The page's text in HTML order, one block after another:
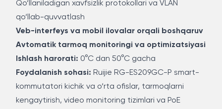
Qo‘llaniladigan xavfsizlik protokollari va VLAN
qo‘llab-quvvatlash
Veb-interfeys va mobil ilovalar orqali boshqaruv
Avtomatik tarmoq monitoringi va optimizatsiyasi
Ishlash harorati: 0°C dan 50°C gacha
Foydalanish sohasi: Ruijie RG-ES209GC-P smart-
kommutatori kichik va o‘rta ofislar, tarmoqlarni
kengaytirish, video monitoring tizimlari va PoE